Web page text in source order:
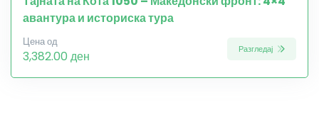
авантура и историска тура
Цена од
3,382.00 ден Разгледај